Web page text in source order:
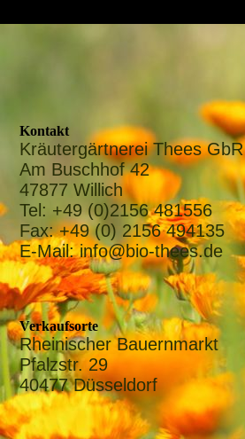
Kontakt
Kräutergärtnerei Thees GbR
Am Buschhof 42
47877 Willich
Tel: +49 (0)2156 481556
Fax: +49 (0) 2156 494135
E-Mail: info@bio-thees.de
Verkaufsorte
Rheinischer Bauernmarkt
Pfalzstr. 29
40477 Düsseldorf